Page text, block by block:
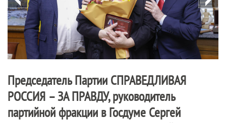
Председатель Партии СПРАВЕДЛИВАЯ
РОССИЯ – ЗА ПРАВДУ, руководитель
партийной фракции в Госдуме Сергей